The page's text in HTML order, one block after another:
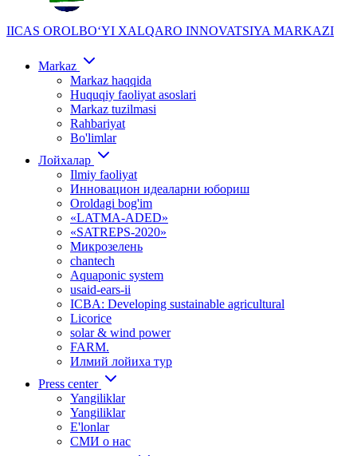
IICAS OROLBOʻYI XALQARO INNOVATSIYA MARKAZI
Markaz
Markaz haqqida
Huquqiy faoliyat asoslari
Markaz tuzilmasi
Rahbariyat
Bo'limlar
Лойхалар
Ilmiy faoliyat
Инновацион идеаларни юбориш
Oroldagi bog'im
«LATMA-ADED»
«SATREPS-2020»
Микрозелень
chantech
Aquaponic system
usaid-ears-ii
ICBA: Developing sustainable agricultural
Licorice
solar & wind power
FARM.
Илмий лойиха тур
Press center
Yangiliklar
Yangiliklar
E'lonlar
СМИ о нас